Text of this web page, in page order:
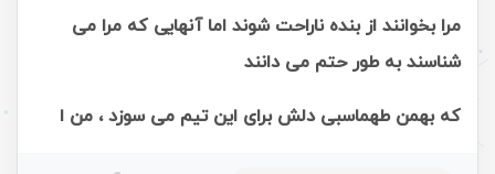
مرا بخوانند از بنده ناراحت شوند اما آنهایی که مرا می
شناسند به طور حتم می دانند
که بهمن طهماسبی دلش برای این تیم می سوزد ، من ا